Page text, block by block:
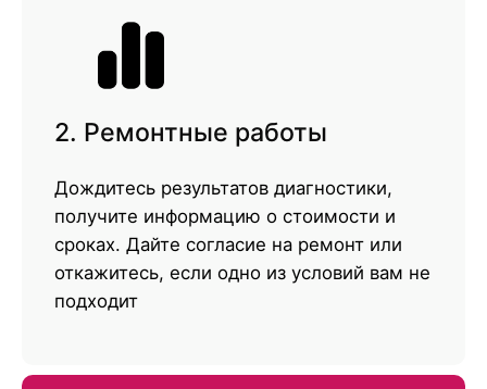
2. Ремонтные работы
Дождитесь результатов диагностики,
получите информацию о стоимости и
сроках. Дайте согласие на ремонт или
откажитесь, если одно из условий вам не
подходит